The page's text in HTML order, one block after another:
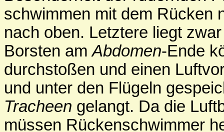
schwimmen mit dem Rücken
nach oben. Letztere liegt
Borsten amAbdomen-Ende
durchstoßen und einen
und unter den Flügeln
Tracheen gelangt. Da die
müssen Rückenschwimmer